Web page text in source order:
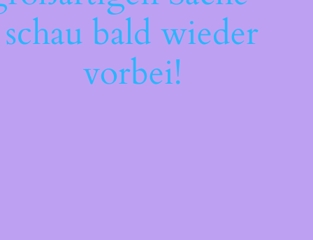
schau bald wieder
vorbei!